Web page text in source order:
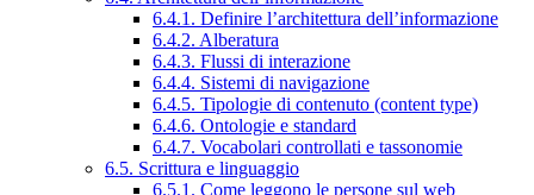
6.4.1. Definire l’architettura dell’informazione
6.4.2. Alberatura
6.4.3. Flussi di interazione
6.4.4. Sistemi di navigazione
6.4.5. Tipologie di contenuto (content type)
6.4.6. Ontologie e standard
6.4.7. Vocabolari controllati e tassonomie
6.5. Scrittura e linguaggio
6.5.1. Come leggono le persone sul web